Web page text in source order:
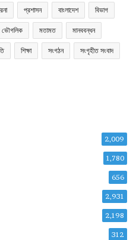
প্রশাসন বাংলাদেশ বিভাগ
ভৌগলিক মতামত মানববন্ধন
শিক্ষা সংগঠন সংগৃহীত সংবাদ
2,009
1,780
656
2,931
2,198
312